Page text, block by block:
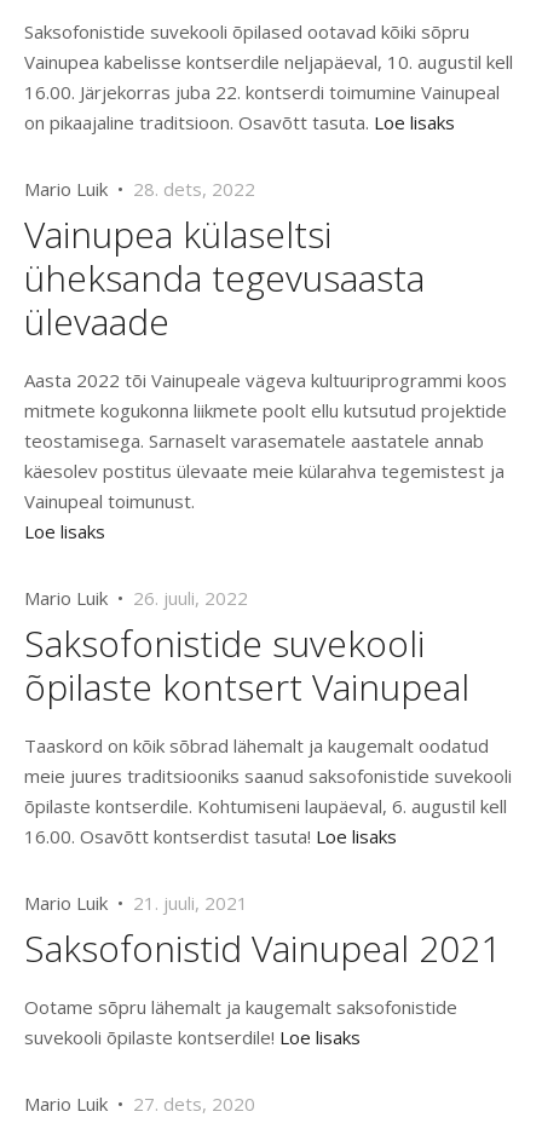
Saksofonistide suvekooli õpilased ootavad kõiki sõpru
Vainupea kabelisse kontserdile neljapäeval, 10. augustil kell
16.00. Järjekorras juba 22. kontserdi toimumine Vainupeal
on pikaajaline traditsioon. Osavõtt tasuta. Loe lisaks
Mario Luik • 28. dets, 2022
Vainupea külaseltsi
üheksanda tegevusaasta
ülevaade
Aasta 2022 tõi Vainupeale vägeva kultuuriprogrammi koos
mitmete kogukonna liikmete poolt ellu kutsutud projektide
teostamisega. Sarnaselt varasematele aastatele annab
käesolev postitus ülevaate meie külarahva tegemistest ja
Vainupeal toimunust.
Loe lisaks
Mario Luik • 26. juuli, 2022
Saksofonistide suvekooli
õpilaste kontsert Vainupeal
Taaskord on kõik sõbrad lähemalt ja kaugemalt oodatud
meie juures traditsiooniks saanud saksofonistide suvekooli
õpilaste kontserdile. Kohtumiseni laupäeval, 6. augustil kell
16.00. Osavõtt kontserdist tasuta! Loe lisaks
Mario Luik • 21. juuli, 2021
Saksofonistid Vainupeal 2021
Ootame sõpru lähemalt ja kaugemalt saksofonistide
suvekooli õpilaste kontserdile! Loe lisaks
Mario Luik • 27. dets, 2020